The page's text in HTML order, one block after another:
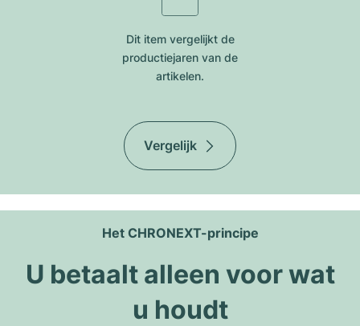
Dit item vergelijkt de
productiejar​en van de
artikelen.
Vergelijk
Het CHRONEXT-principe
U betaalt alleen voor wat
u houdt